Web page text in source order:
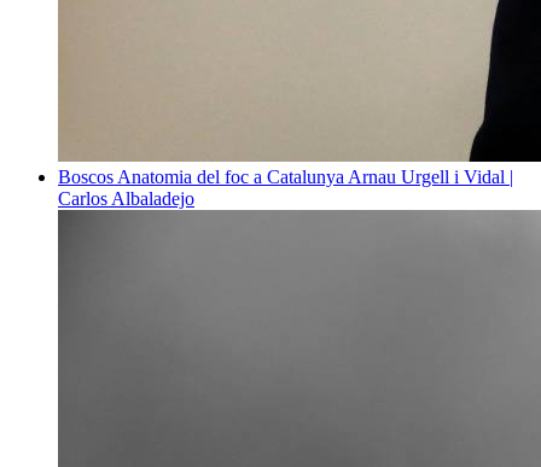
Boscos Anatomia del foc a Catalunya Arnau Urgell i Vidal |
Carlos Albaladejo